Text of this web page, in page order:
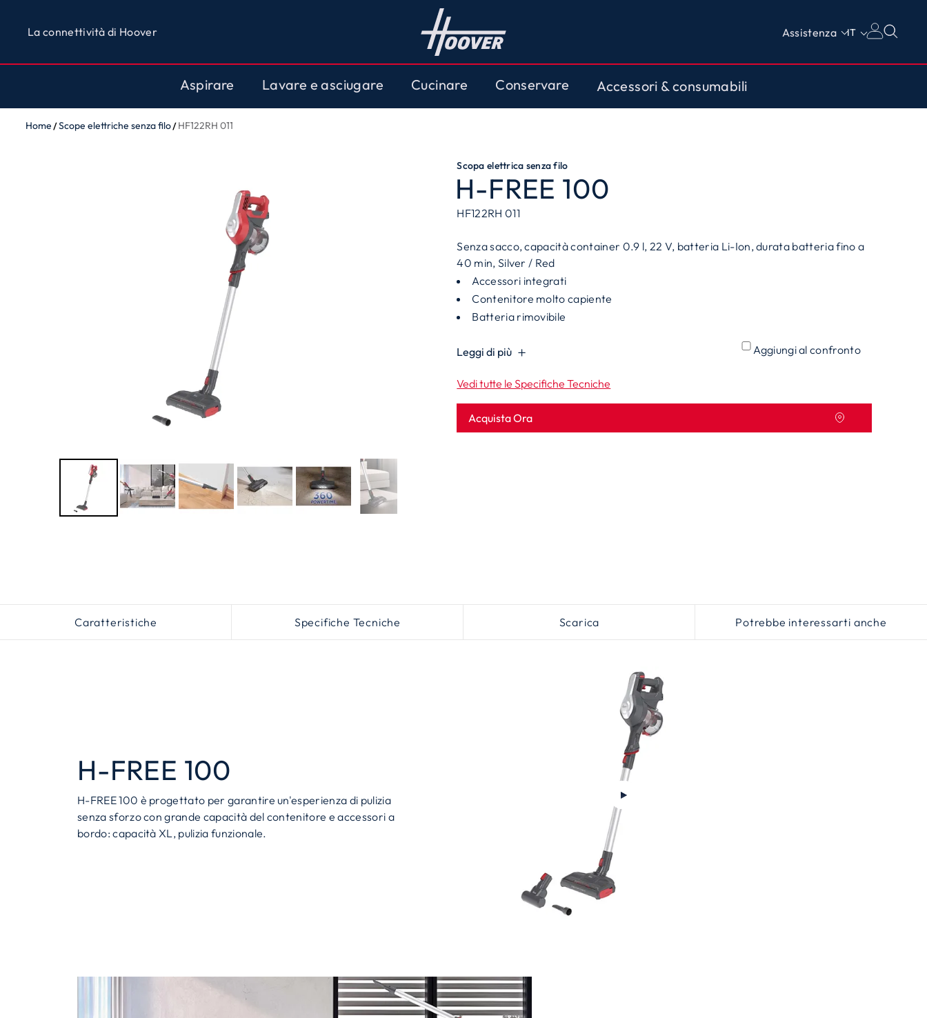
La connettività di Hoover Assistenza IT
Aspirare Lavare e asciugare Cucinare Conservare Accessori & consumabili
Home Scope elettriche senza filo HF122RH 011
Scopa elettrica senza filo
H-FREE 100
HF122RH 011
Senza sacco, capacità container 0.9 l, 22 V, batteria Li-Ion, durata batteria fino a
40 min, Silver / Red
Accessori integrati
Contenitore molto capiente
Batteria rimovibile
Leggi di più Aggiungi al confronto
Vedi tutte le Specifiche Tecniche
Acquista Ora
Caratteristiche Specifiche Tecniche Scarica Potrebbe interessarti anche
H-FREE 100
H-FREE 100 è progettato per garantire un'esperienza di pulizia
senza sforzo con grande capacità del contenitore e accessori a
bordo: capacità XL, pulizia funzionale.